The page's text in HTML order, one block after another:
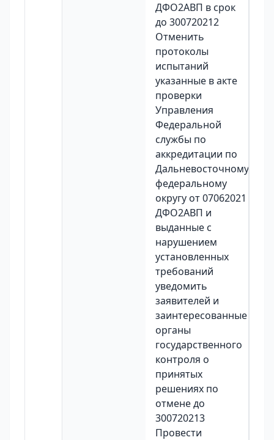
ДФО2АВП в срок
до 300720212
Отменить
протоколы
испытаний
указанные в акте
проверки
Управления
Федеральной
службы по
аккредитации по
Дальневосточному
федеральному
округу от 07062021
ДФО2АВП и
выданные с
нарушением
установленных
требований
уведомить
заявителей и
заинтересованные
органы
государственного
контроля о
принятых
решениях по
отмене до
300720213
Провести